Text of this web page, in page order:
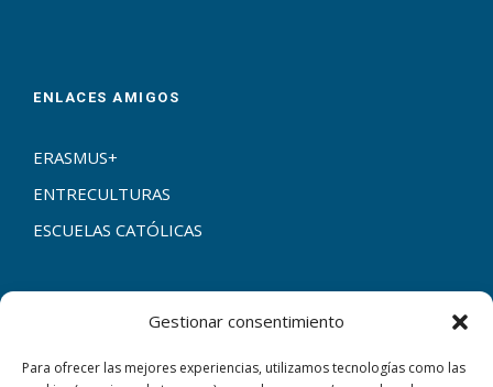
Gestionar consentimiento
Para ofrecer las mejores experiencias, utilizamos tecnologías como las
ENLACES AMIGOS
ERASMUS+
ENTRECULTURAS
ESCUELAS CATÓLICAS